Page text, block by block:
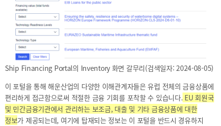
2024
2023
2022
2020
Ship Financing Portal의 Inventory 화면 갈무리(검색일자: 2024-08-05)
이 포털을 통해 해운산업의 다양한 이해관계자들은 유럽 전체의 금융상품에
편리하게 접근함으로써 적절한 금융 기회를 포착할 수 있습니다. EU 회원국
및 민간금융기관에서 관리하는 보조금, 대출 및 기타 금융상품에 대한
정보가 제공되는데, 여기에 탑재되는 정보는 이 포털을 반드시 경유하지